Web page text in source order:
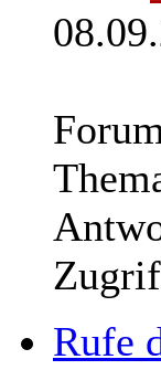
Rufe